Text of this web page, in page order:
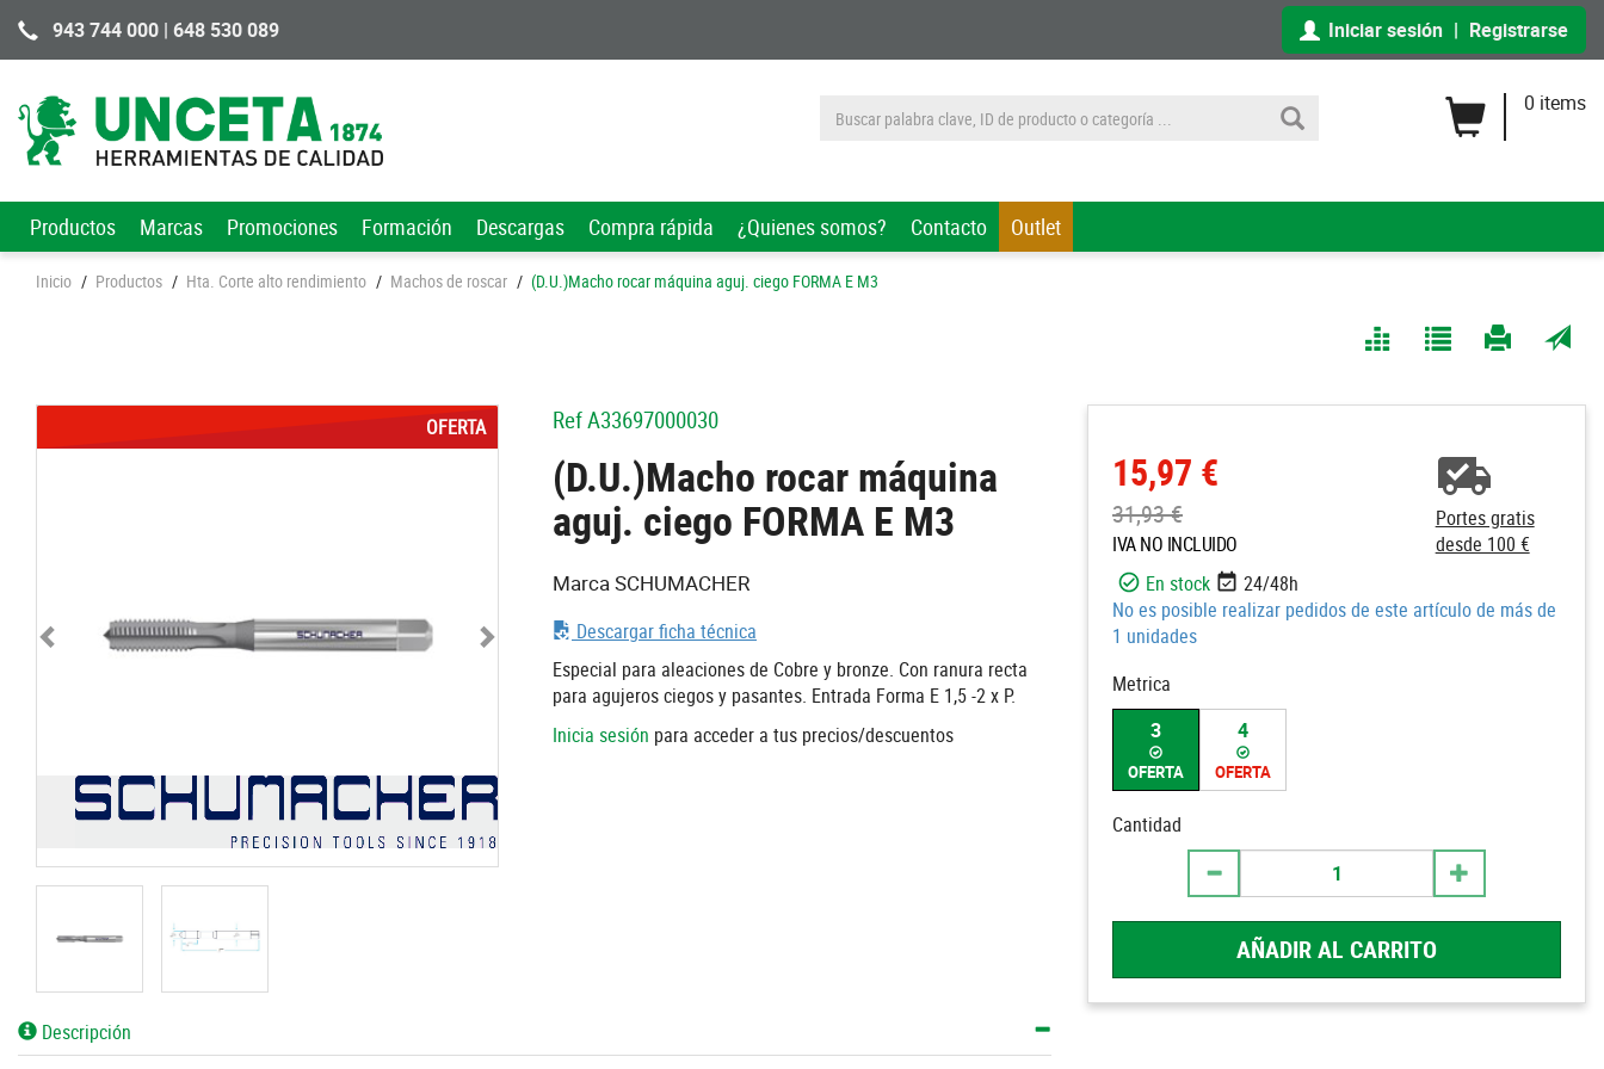
943 744 000 | 648 530 089 Iniciar sesión | Registrarse
0 items
Productos Marcas Promociones Formación Descargas Compra rápida ¿Quienes somos? Contacto Outlet
Inicio / Productos / Hta. Corte alto rendimiento / Machos de roscar / (D.U.)Macho rocar máquina aguj. ciego FORMA E M3
OFERTA RefA33697000030
(D.U.)Macho rocar máquina
aguj. ciego FORMA E M3
15,97 €
31,93 €
IVA NO INCLUIDO
Portes gratis
desde 100 €
En stock
24/48h
No es posible realizar pedidos de este artículo de más de
1 unidades
Metrica
3
OFERTA
4
OFERTA
Cantidad
AÑADIR AL CARRITO
Marca SCHUMACHER
Descargar ficha técnica
Especial para aleaciones de Cobre y bronze. Con ranura recta
para agujeros ciegos y pasantes. Entrada Forma E 1,5 -2 x P.
Inicia sesión para acceder a tus precios/descuentos
Descripción